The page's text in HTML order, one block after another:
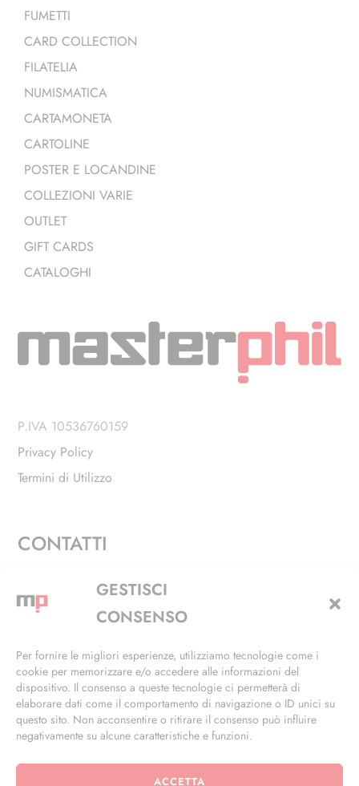
GESTISCI
CONSENSO
Per fornire le migliori esperienze, utilizziamo tecnologie come i
cookie per memorizzare e/o accedere alle informazioni del
dispositivo. Il consenso a queste tecnologie ci permetterà di
elaborare dati come il comportamento di navigazione o ID unici su
questo sito. Non acconsentire o ritirare il consenso può influire
negativamente su alcune caratteristiche e funzioni.
ACCETTA
FUMETTI
CARD COLLECTION
FILATELIA
NUMISMATICA
CARTAMONETA
CARTOLINE
POSTER E LOCANDINE
COLLEZIONI VARIE
OUTLET
GIFT CARDS
CATALOGHI
P.IVA 10536760159
Privacy Policy
Termini di Utilizzo
CONTATTI
Via Alfieri, 27 - Trezzano Sul Naviglio (MI)
+39 02 4846 3155
info@masterphil.it